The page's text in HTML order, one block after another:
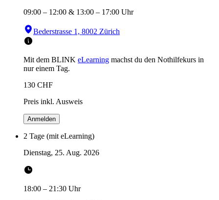
09:00 – 12:00 & 13:00 – 17:00 Uhr
Bederstrasse 1, 8002 Zürich
Mit dem BLINK eLearning machst du den Nothilfekurs in
nur einem Tag.
130 CHF
Preis inkl. Ausweis
Anmelden
2 Tage (mit eLearning)
Dienstag, 25. Aug. 2026
18:00 – 21:30 Uhr